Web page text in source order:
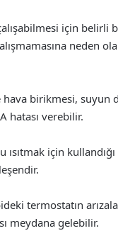
için belirli
neden
birikmesi, suyun
hatası verebilir.
için
termostatın
meydana gelebilir.